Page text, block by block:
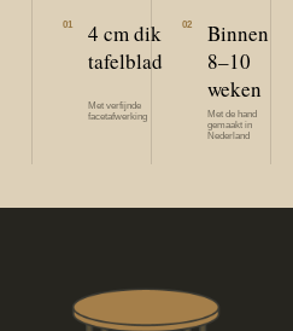
01
4 cm dik
tafelblad
Met verfijnde
facetafwerking
02
Binnen
8–10
weken
Met de hand
gemaakt in
Nederland